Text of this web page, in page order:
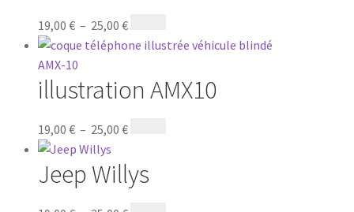
19,00 € – 25,00 €
illustration AMX10
19,00 € – 25,00 €
Jeep Willys